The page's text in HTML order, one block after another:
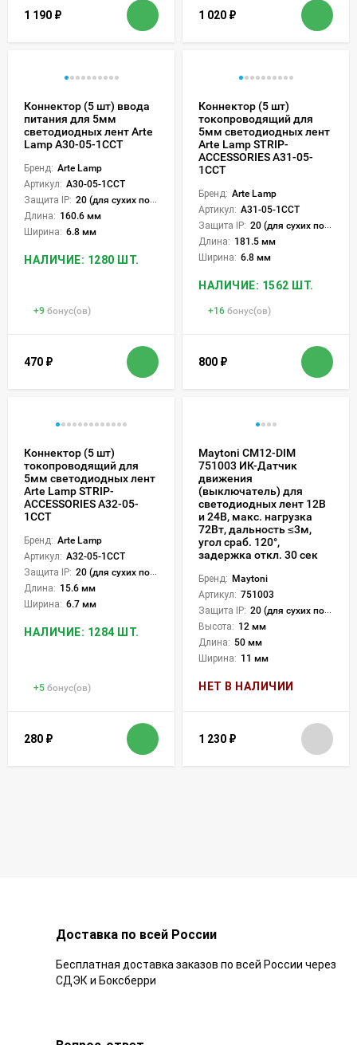
1 190 ₽ 1 020 ₽
Коннектор (5 шт) ввода
питания для 5мм
светодиодных лент Arte
Lamp A30-05-1CCT
Бренд: Arte Lamp
Артикул: A30-05-1CCT
Защита IP: 20 (для сухих пом.)
Длина: 160.6 мм
Ширина: 6.8 мм
НАЛИЧИЕ: 1280 ШТ.
+9 бонус(ов)
470 ₽
Коннектор (5 шт)
токопроводящий для
5мм светодиодных лент
Arte Lamp STRIP-
ACCESSORIES A31-05-
1CCT
Бренд: Arte Lamp
Артикул: A31-05-1CCT
Защита IP: 20 (для сухих пом.)
Длина: 181.5 мм
Ширина: 6.8 мм
НАЛИЧИЕ: 1562 ШТ.
+16 бонус(ов)
800 ₽
Коннектор (5 шт)
токопроводящий для
5мм светодиодных лент
Arte Lamp STRIP-
ACCESSORIES A32-05-
1CCT
Бренд: Arte Lamp
Артикул: A32-05-1CCT
Защита IP: 20 (для сухих пом.)
Длина: 15.6 мм
Ширина: 6.7 мм
НАЛИЧИЕ: 1284 ШТ.
+5 бонус(ов)
280 ₽
Maytoni CM12-DIM
751003 ИК-Датчик
движения
(выключатель) для
светодиодных лент 12В
и 24В, макс. нагрузка
72Вт, дальность ≤3м,
угол сраб. 120°,
задержка откл. 30 сек
Бренд: Maytoni
Артикул: 751003
Защита IP: 20 (для сухих пом.)
Высота: 12 мм
Длина: 50 мм
Ширина: 11 мм
НЕТ В НАЛИЧИИ
1 230 ₽
Доставка по всей России
Бесплатная доставка заказов по всей России через
СДЭК и Боксберри